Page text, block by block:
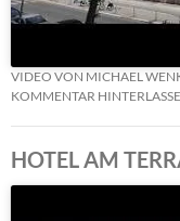
VIDEO VON MICHAEL
KOMMENTAR
HOTEL AM